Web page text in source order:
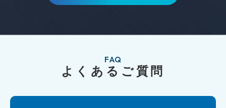
FAQ
よくあるご質問